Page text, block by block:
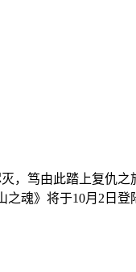
，笃由此踏上复仇
魂》将于10月2日登